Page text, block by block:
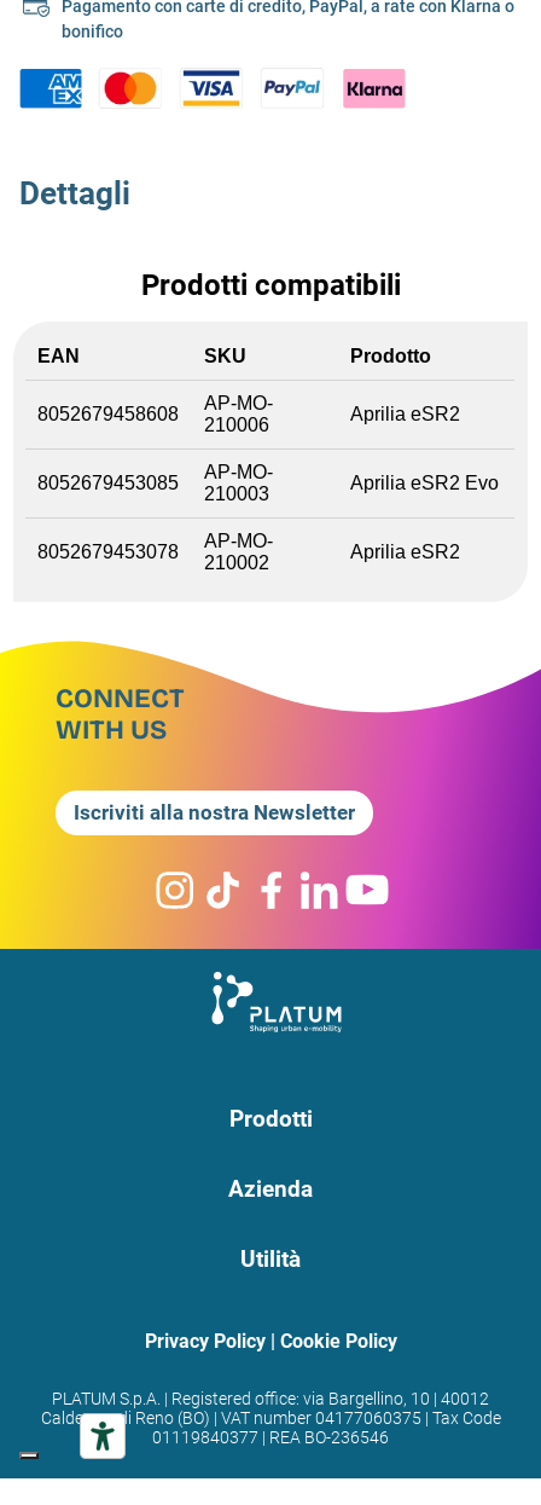
Pagamento con carte di credito, PayPal, a rate con Klarna o
bonifico
Dettagli
Prodotti compatibili
EAN SKU Prodotto
8052679458608
AP-MO-
210006
Aprilia eSR2
8052679453085
AP-MO-
210003
Aprilia eSR2 Evo
8052679453078
AP-MO-
210002
Aprilia eSR2
CONNECT
WITH US
Iscriviti alla nostra Newsletter
Prodotti
Azienda
Utilità
Privacy Policy| Cookie Policy
PLATUM S.p.A. | Registered office: via Bargellino, 10 | 40012
Calderara di Reno (BO) | VAT number 04177060375 | Tax Code
01119840377 | REA BO-236546